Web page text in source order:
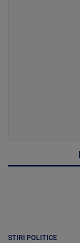
STIRI POLITICE